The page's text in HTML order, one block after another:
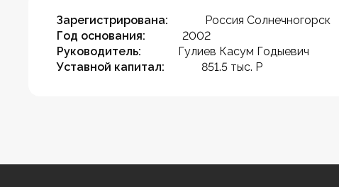
Зарегистрирована:
Россия Солнечногорск
Год основания:
2002
Руководитель:
Гулиев Касум Годыевич
Уставной капитал:
851.5 тыс. Р